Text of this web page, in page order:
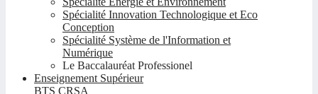
Spécialité Innovation Technologique et Eco
Conception
Spécialité Système de l'Information et
Numérique
Le Baccalauréat Professionel
Enseignement Supérieur
BTS CRSA